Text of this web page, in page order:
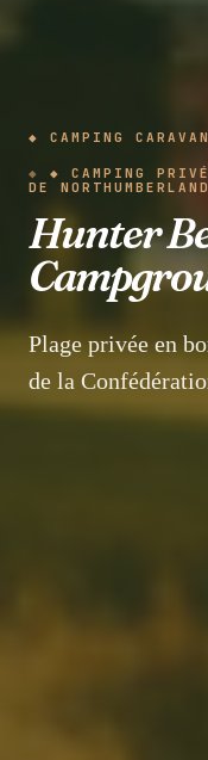
◆ CAMPING
◆ CAMPING
DE NORTHUMBERLAND
Hunter
Plage privée en
de la